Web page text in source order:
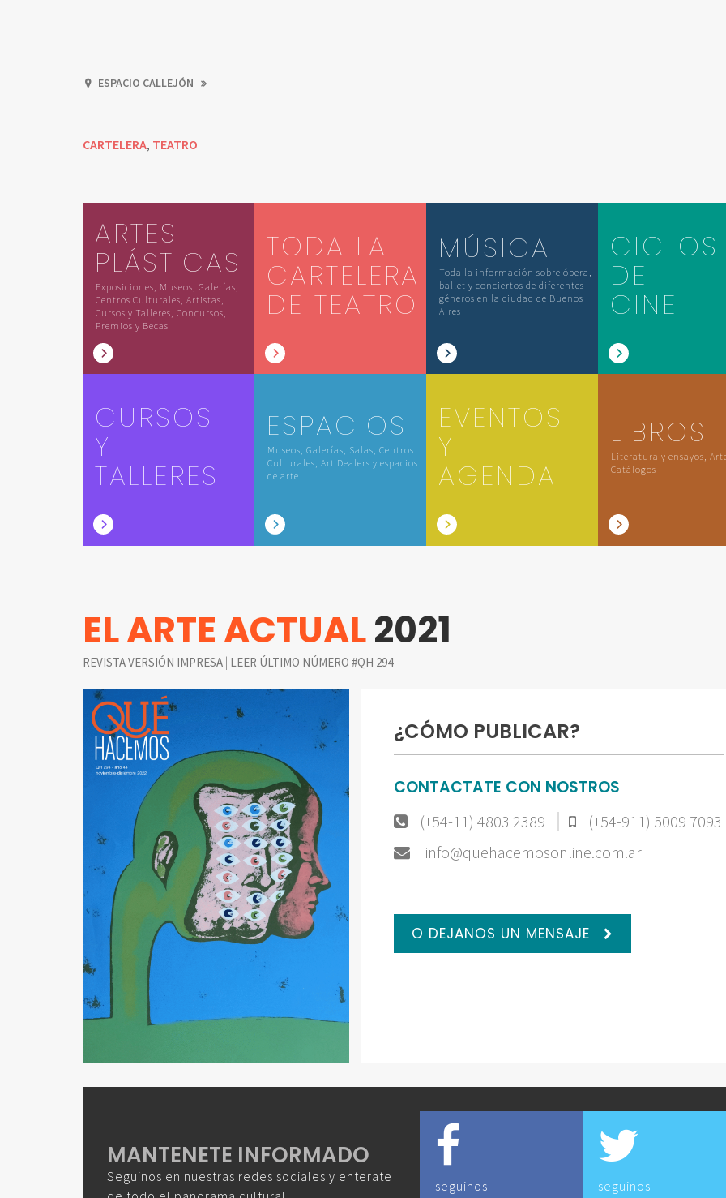
ESPACIO CALLEJÓN
CARTELERA, TEATRO
ARTES
PLÁSTICAS
Exposiciones, Museos, Galerías,
Centros Culturales, Artistas,
Cursos y Talleres, Concursos,
Premios y Becas
TODA LA
CARTELERA
DE TEATRO
MÚSICA
Toda la información sobre ópera,
ballet y conciertos de diferentes
géneros en la ciudad de Buenos
Aires
CICLOS
DE
CINE
CURSOS
Y
TALLERES
ESPACIOS
Museos, Galerías, Salas, Centros
Culturales, Art Dealers y espacios
de arte
EVENTOS
Y
AGENDA
LIBROS
Literatura y ensayos,
Catálogos
EL ARTE ACTUAL2021
REVISTA VERSIÓN IMPRESA | LEER ÚLTIMO NÚMERO #QH 294
¿CÓMO PUBLICAR?
CONTACTATE CON NOSTROS
(+54-11) 4803 2389
(+54-911) 5009 7093
info@quehacemosonline.com.ar
O DEJANOS UN MENSAJE
MANTENETE INFORMADO
Seguinos en nuestras redes sociales y enterate
seguinos seguinos